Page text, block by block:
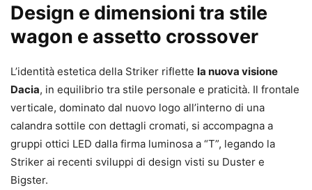
Design e dimensioni tra stile
wagon e assetto crossover
L’identità estetica della Striker riflette la nuova visione
Dacia, in equilibrio tra stile personale e praticità. Il frontale
verticale, dominato dal nuovo logo all’interno di una
calandra sottile con dettagli cromati, si accompagna a
gruppi ottici LED dalla firma luminosa a “T”, legando la
Striker ai recenti sviluppi di design visti su Duster e
Bigster.